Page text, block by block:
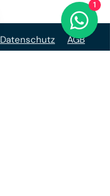
Datenschutz AGB
1